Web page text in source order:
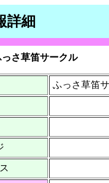
詳細
っさ草笛サークル
ふっさ草笛